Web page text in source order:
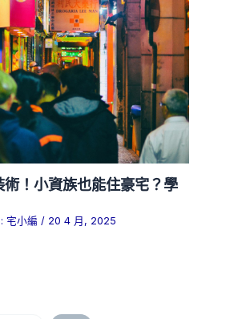
術！小資族也能住豪宅？學
宅小編/ 20 4 月, 2025